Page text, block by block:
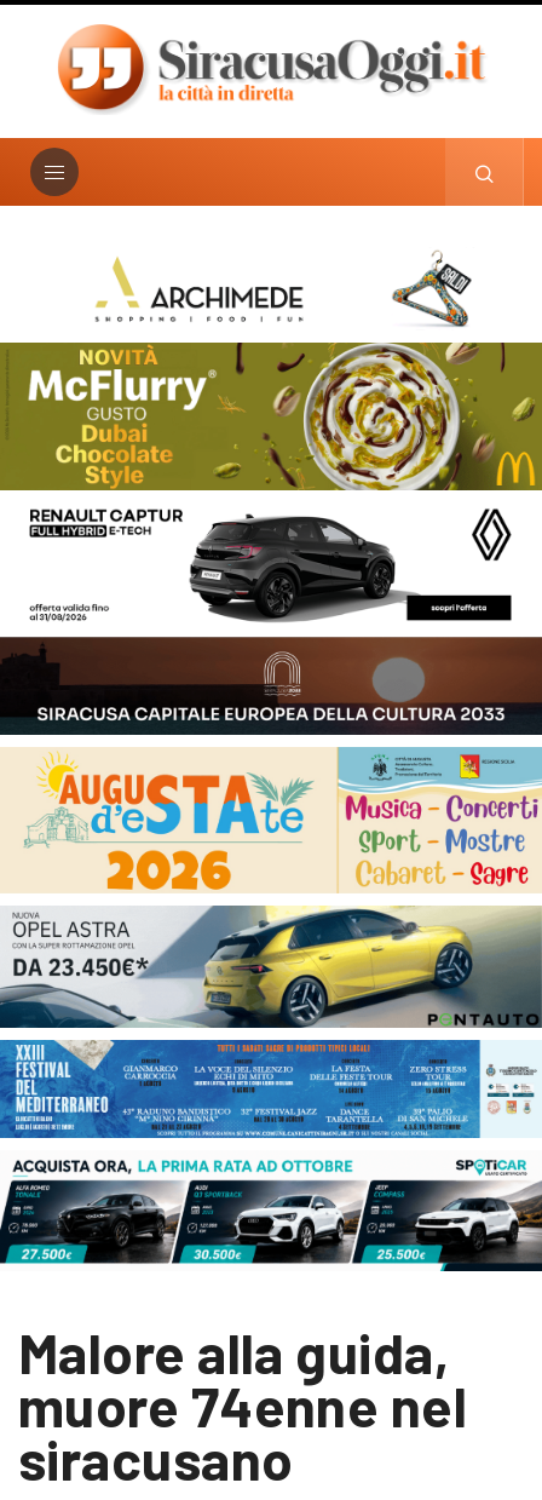
Malore alla guida,
muore 74enne nel
siracusano